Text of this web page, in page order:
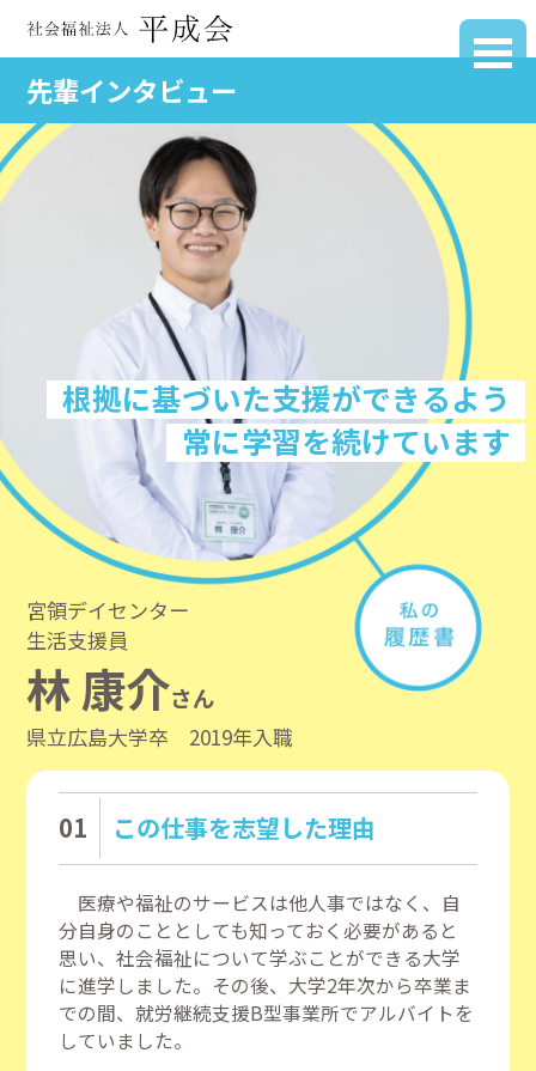
先輩インタビュー
宮領デイセンター
生活支援員
林 康介さん
県立広島大学卒 2019年入職
根拠に基づいた支援ができるよう
常に学習を続けています
01 この仕事を志望した理由
医療や福祉のサービスは他人事ではなく、自
分自身のこととしても知っておく必要があると
思い、社会福祉について学ぶことができる大学
に進学しました。その後、大学2年次から卒業ま
での間、就労継続支援B型事業所でアルバイトを
していました。